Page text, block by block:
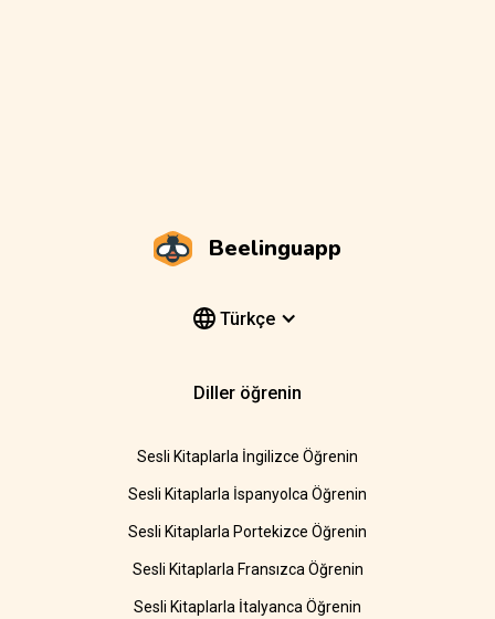
Beelinguapp
Türkçe
Diller öğrenin
Sesli Kitaplarla İngilizce Öğrenin
Sesli Kitaplarla İspanyolca Öğrenin
Sesli Kitaplarla Portekizce Öğrenin
Sesli Kitaplarla Fransızca Öğrenin
Sesli Kitaplarla İtalyanca Öğrenin